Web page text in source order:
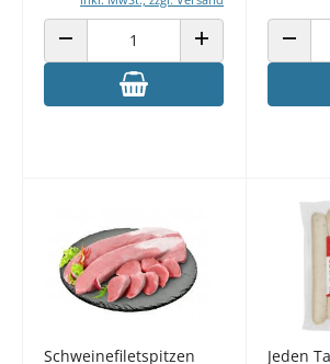
ANZAHL VERRINGERN ANZAHL ERHÖHEN
Schweinefiletspitzen Jeden